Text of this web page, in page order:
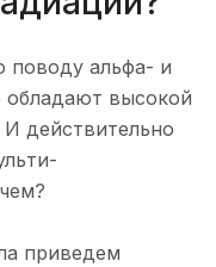
поводу альфа- и
обладают высокой
действительно
приведем